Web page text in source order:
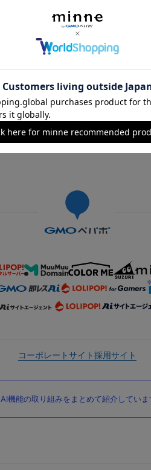
リシー 会社概要 採用情報 メディアキッ
Pepabo, Inc. All rights
コーポレートサイト採用サイト
機能の取り組みをまとめて紹介していま